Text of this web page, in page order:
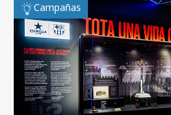
Campañas